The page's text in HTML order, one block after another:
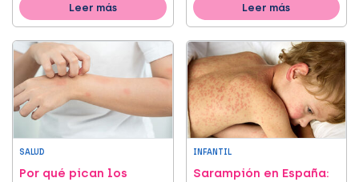
Leer más Leer más
SALUD
Por qué pican los
INFANTIL
Sarampión en España: